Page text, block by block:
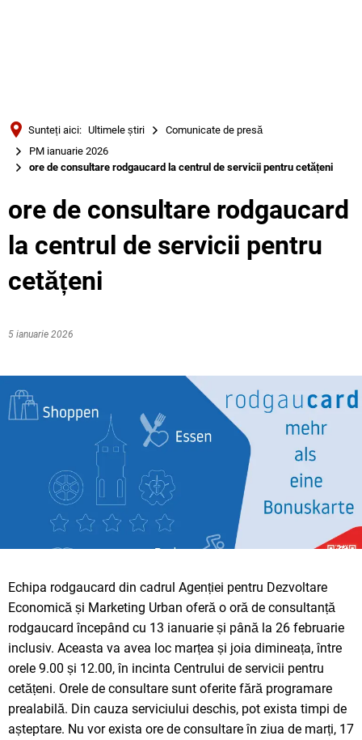
Български
Sunteți aici: Ultimele știri
Comunicate de presă
PM ianuarie 2026
ore de consultare rodgaucard la centrul de servicii pentru cetățeni
ore de consultare rodgaucard
la centrul de servicii pentru
cetățeni
5 ianuarie 2026
Echipa rodgaucard din cadrul Agenției pentru Dezvoltare
Economică și Marketing Urban oferă o oră de consultanță
rodgaucard începând cu 13 ianuarie și până la 26 februarie
inclusiv. Aceasta va avea loc marțea și joia dimineața, între
orele 9.00 și 12.00, în incinta Centrului de servicii pentru
cetățeni. Orele de consultare sunt oferite fără programare
prealabilă. Din cauza serviciului deschis, pot exista timpi de
așteptare. Nu vor exista ore de consultare în ziua de marți, 17